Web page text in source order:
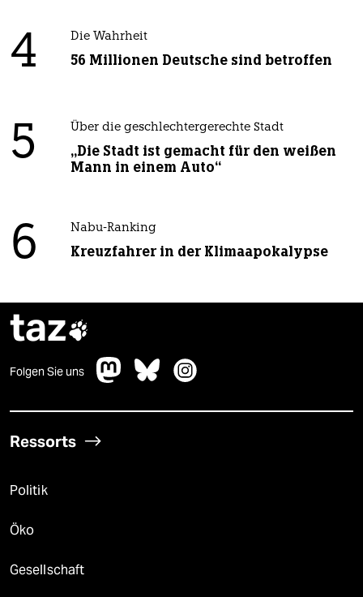
4 Die Wahrheit
56 Millionen Deutsche sind betroffen
5 Über die geschlechtergerechte Stadt
„Die Stadt ist gemacht für den weißen
Mann in einem Auto“
6 Nabu-Ranking
Kreuzfahrer in der Klimaapokalypse
taz
Folgen Sie uns
Ressorts
Politik
Öko
Gesellschaft